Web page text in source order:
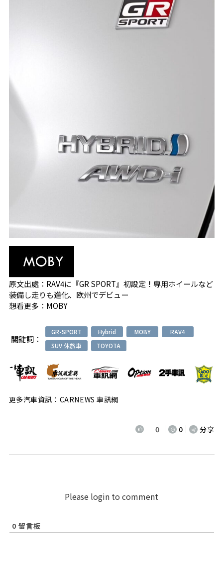
原文出處： RAV4に『GR SPORT』初設定！専用ホイールなど
装備し走りも進化、欧州でデビュー
想看更多： MOBY
關鍵詞：
GR-SPORT Hybrid MOBY
RAV4
SUV 休旅車
TOYOTA
更多汽車資訊：CARNEWS 車訊網
0 0 分享
Please login to comment
0 留言板